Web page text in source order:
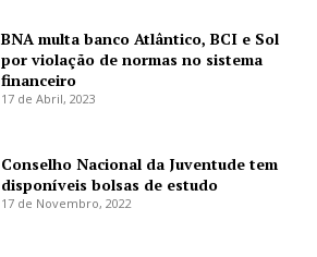
BNA multa banco Atlântico, BCI e Sol
por violação de normas no sistema
financeiro
17 de Abril, 2023
Conselho Nacional da Juventude tem
disponíveis bolsas de estudo
17 de Novembro, 2022